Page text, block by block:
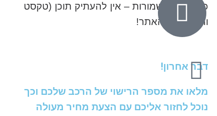
כל הזכויות שמורות – אין להעתיק תוכן (טקסט
ותמונות) מהאתר!
דבר אחרון!
מלאו את מספר הרישוי של הרכב שלכם וכך
נוכל לחזור אליכם עם הצעת מחיר מעולה